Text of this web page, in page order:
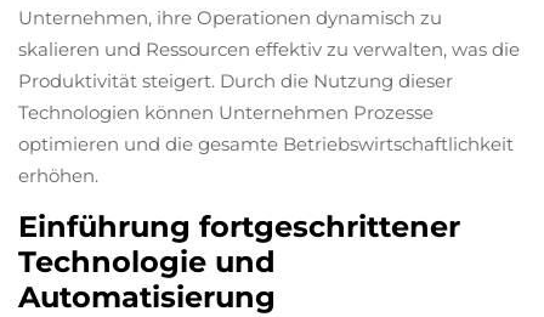
Unternehmen, ihre Operationen dynamisch zu
skalieren und Ressourcen effektiv zu verwalten, was die
Produktivität steigert. Durch die Nutzung dieser
Technologien können Unternehmen Prozesse
optimieren und die gesamte Betriebswirtschaftlichkeit
erhöhen.
Einführung fortgeschrittener
Technologie und
Automatisierung